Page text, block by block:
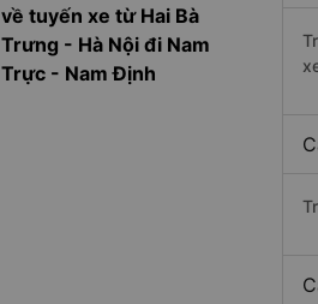
về tuyến xe từ Hai Bà
Trưng - Hà Nội đi Nam
Trực - Nam Định